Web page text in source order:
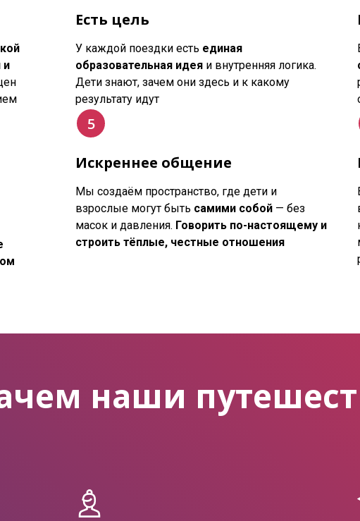
и
Есть цель
У каждой поездки есть единая
образовательная идея и внутренняя логика.
Дети знают, зачем они здесь и к какому
результату идут
Искреннее общение
Мы создаём пространство, где дети и
взрослые могут быть самими собой — без
масок и давления. Говорить по-настоящему и
строить тёплые, честные отношения
наши